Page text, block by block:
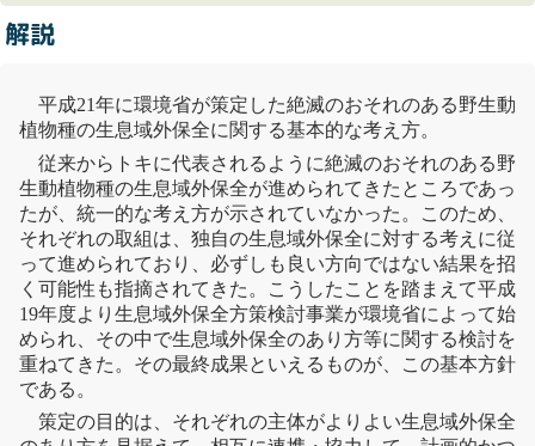
解説
平成21年に環境省が策定した絶滅のおそれのある野生動
植物種の生息域外保全に関する基本的な考え方。
従来から トキに代表されるように絶滅のおそれのある野
生動植物種の生息域外保全が進められてきたところであっ
たが、統一的な考え方が示されていなかった。このため、
それぞれの取組は、独自の生息域外保全に対する考えに従
って進められており、必ずしも良い方向ではない結果を招
く可能性も指摘されてきた。こうしたことを踏まえて平成
19年度より 生息域外保全方策検討事業が環境省によって始
められ、その中で生息域外保全のあり方等に関する検討を
重ねてきた。その最終成果といえるものが、この基本方針
である。
策定の目的は、それぞれの主体がよりよい生息域外保全